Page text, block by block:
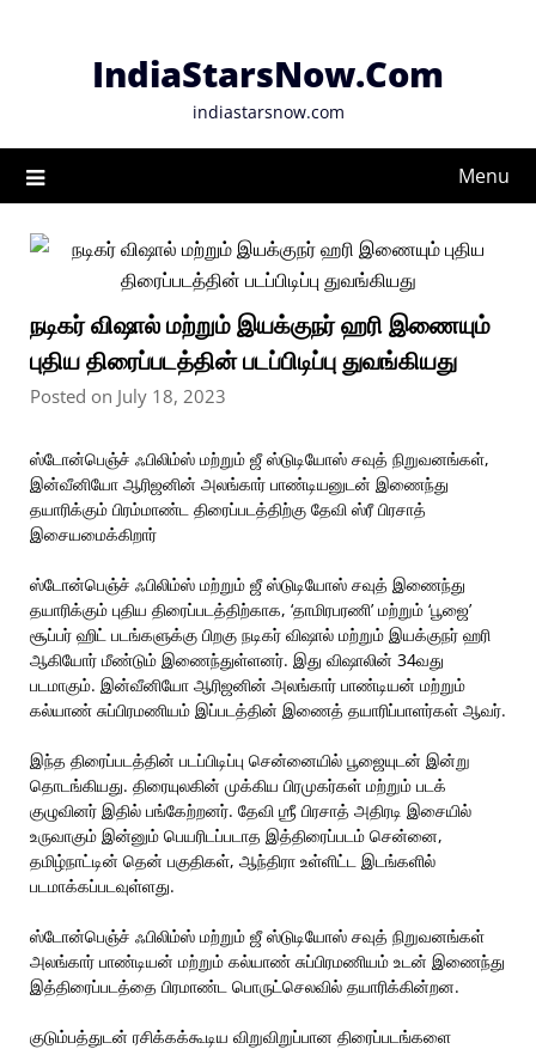
IndiaStarsNow.Com
indiastarsnow.com
Menu
நடிகர் விஷால் மற்றும் இயக்குநர் ஹரி இணையும்
புதிய திரைப்படத்தின் படப்பிடிப்பு துவங்கியது
Posted on July 18, 2023
ஸ்டோன்பெஞ்ச் ஃபிலிம்ஸ் மற்றும் ஜீ ஸ்டுடியோஸ் சவுத் நிறுவனங்கள்,
இன்வீனியோ ஆரிஜனின் அலங்கார் பாண்டியனுடன் இணைந்து
தயாரிக்கும் பிரம்மாண்ட திரைப்படத்திற்கு தேவி ஸ்ரீ பிரசாத்
இசையமைக்கிறார்
ஸ்டோன்பெஞ்ச் ஃபிலிம்ஸ் மற்றும் ஜீ ஸ்டுடியோஸ் சவுத் இணைந்து
தயாரிக்கும் புதிய திரைப்படத்திற்காக, ‘தாமிரபரணி’ மற்றும் ‘பூஜை’
சூப்பர் ஹிட் படங்களுக்கு பிறகு நடிகர் விஷால் மற்றும் இயக்குநர் ஹரி
ஆகியோர் மீண்டும் இணைந்துள்ளனர். இது விஷாலின் 34வது
படமாகும். இன்வீனியோ ஆரிஜனின் அலங்கார் பாண்டியன் மற்றும்
கல்யாண் சுப்பிரமணியம் இப்படத்தின் இணைத் தயாரிப்பாளர்கள் ஆவர்.
இந்த திரைப்படத்தின் படப்பிடிப்பு சென்னையில் பூஜையுடன் இன்று
தொடங்கியது. திரையுலகின் முக்கிய பிரமுகர்கள் மற்றும் படக்
குழுவினர் இதில் பங்கேற்றனர். தேவி ஶ்ரீ பிரசாத் அதிரடி இசையில்
உருவாகும் இன்னும் பெயரிடப்படாத இத்திரைப்படம் சென்னை,
தமிழ்நாட்டின் தென் பகுதிகள், ஆந்திரா உள்ளிட்ட இடங்களில்
படமாக்கப்படவுள்ளது.
ஸ்டோன்பெஞ்ச் ஃபிலிம்ஸ் மற்றும் ஜீ ஸ்டுடியோஸ் சவுத் நிறுவனங்கள்
அலங்கார் பாண்டியன் மற்றும் கல்யாண் சுப்பிரமணியம் உடன் இணைந்து
இத்திரைப்படத்தை பிரமாண்ட பொருட்செலவில் தயாரிக்கின்றன.
குடும்பத்துடன் ரசிக்கக்கூடிய விறுவிறுப்பான திரைப்படங்களை